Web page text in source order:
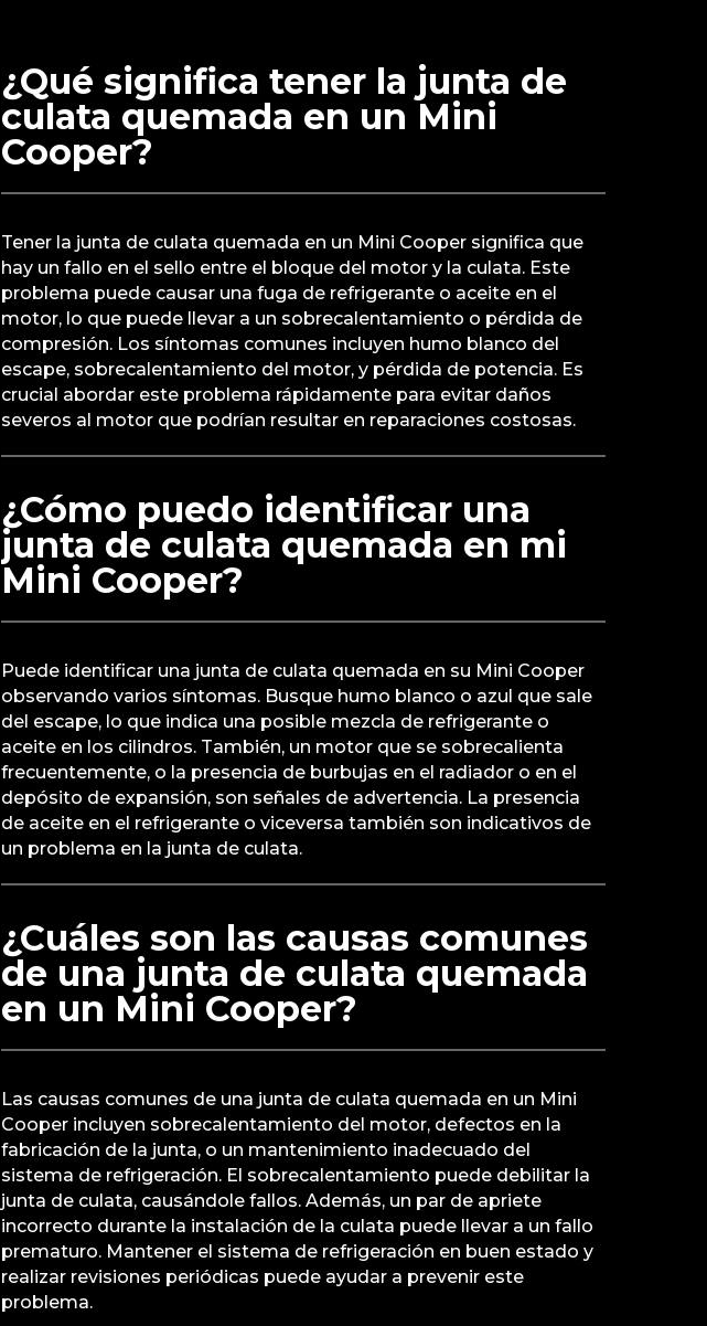
¿Qué significa tener la junta de
culata quemada en un Mini
Cooper?
Tener la junta de culata quemada en un Mini Cooper significa que
hay un fallo en el sello entre el bloque del motor y la culata. Este
problema puede causar una fuga de refrigerante o aceite en el
motor, lo que puede llevar a un sobrecalentamiento o pérdida de
compresión. Los síntomas comunes incluyen humo blanco del
escape, sobrecalentamiento del motor, y pérdida de potencia. Es
crucial abordar este problema rápidamente para evitar daños
severos al motor que podrían resultar en reparaciones costosas.
¿Cómo puedo identificar una
junta de culata quemada en mi
Mini Cooper?
Puede identificar una junta de culata quemada en su Mini Cooper
observando varios síntomas. Busque humo blanco o azul que sale
del escape, lo que indica una posible mezcla de refrigerante o
aceite en los cilindros. También, un motor que se sobrecalienta
frecuentemente, o la presencia de burbujas en el radiador o en el
depósito de expansión, son señales de advertencia. La presencia
de aceite en el refrigerante o viceversa también son indicativos de
un problema en la junta de culata.
¿Cuáles son las causas comunes
de una junta de culata quemada
en un Mini Cooper?
Las causas comunes de una junta de culata quemada en un Mini
Cooper incluyen sobrecalentamiento del motor, defectos en la
fabricación de la junta, o un mantenimiento inadecuado del
sistema de refrigeración. El sobrecalentamiento puede debilitar la
junta de culata, causándole fallos. Además, un par de apriete
incorrecto durante la instalación de la culata puede llevar a un fallo
prematuro. Mantener el sistema de refrigeración en buen estado y
realizar revisiones periódicas puede ayudar a prevenir este
problema.